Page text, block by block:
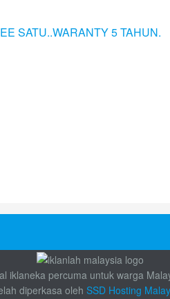
percuma untuk warga
diperkasa oleh SSD Hosting